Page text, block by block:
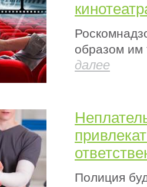
образом им
далее
Полиция